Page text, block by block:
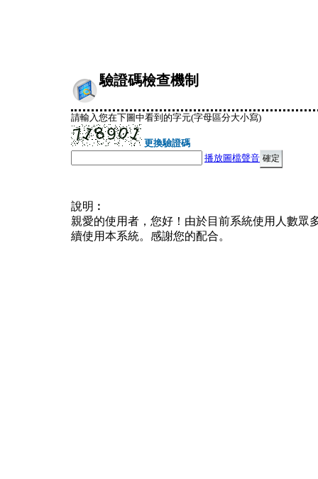
驗證碼檢查機制
請輸入您在下圖中看到的字元(字母區分大小寫)
更換驗證碼
播放圖檔聲音
說明︰
親愛的使用者，您好！由於目前系統使用人數眾
續使用本系統。感謝您的配合。